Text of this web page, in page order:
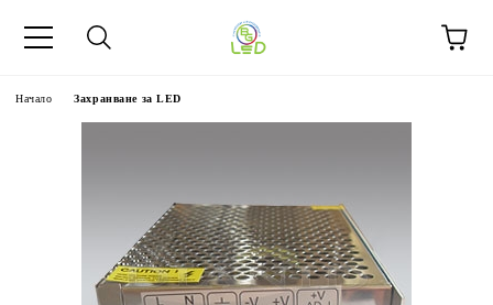
Начало Захранване за LED